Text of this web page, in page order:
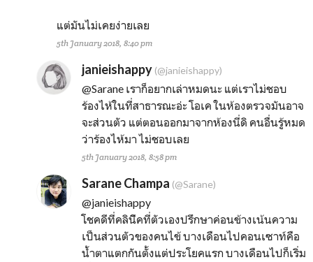
แต่มันไม่เคยง่ายเลย
5th January 2018, 8:40 pm
janieishappy(@janieishappy)
@Saraneเราก็อยากเล่าหมดนะ แต่เราไม่ชอบ
ร้องไห้ในที่สาธารณะอ่ะ โอเค ในห้องตรวจมันอาจ
จะส่วนตัว แต่ตอนออกมาจากห้องนี่ดิ คนอื่นรู้หมด
ว่าร้องไห้มา ไม่ชอบเลย
5th January 2018, 8:58 pm
Sarane Champa (@Sarane)
@janieishappy
โชคดีที่คลินีิคที่ตัวเองปรึกษาค่อนข้างเน้นความ
เป็นส่วนตัวของคนไข้ บางเดือนไปคอนเซาท์คือ
น้ำตาแตกกันตั้งแต่ประโยคแรก บางเดือนไปก็เริ่ม